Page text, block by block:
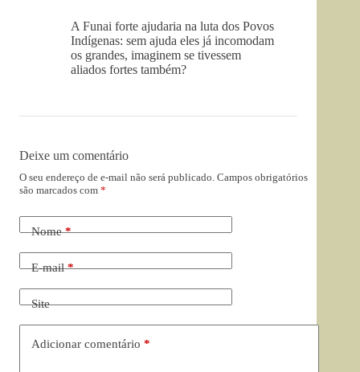
A Funai forte ajudaria na luta dos Povos
Indígenas: sem ajuda eles já incomodam
os grandes, imaginem se tivessem
aliados fortes também?
Deixe um comentário
O seu endereço de e-mail não será publicado. Campos obrigatórios
são marcados com *
Nome*
E-mail*
Site
Adicionar comentário *